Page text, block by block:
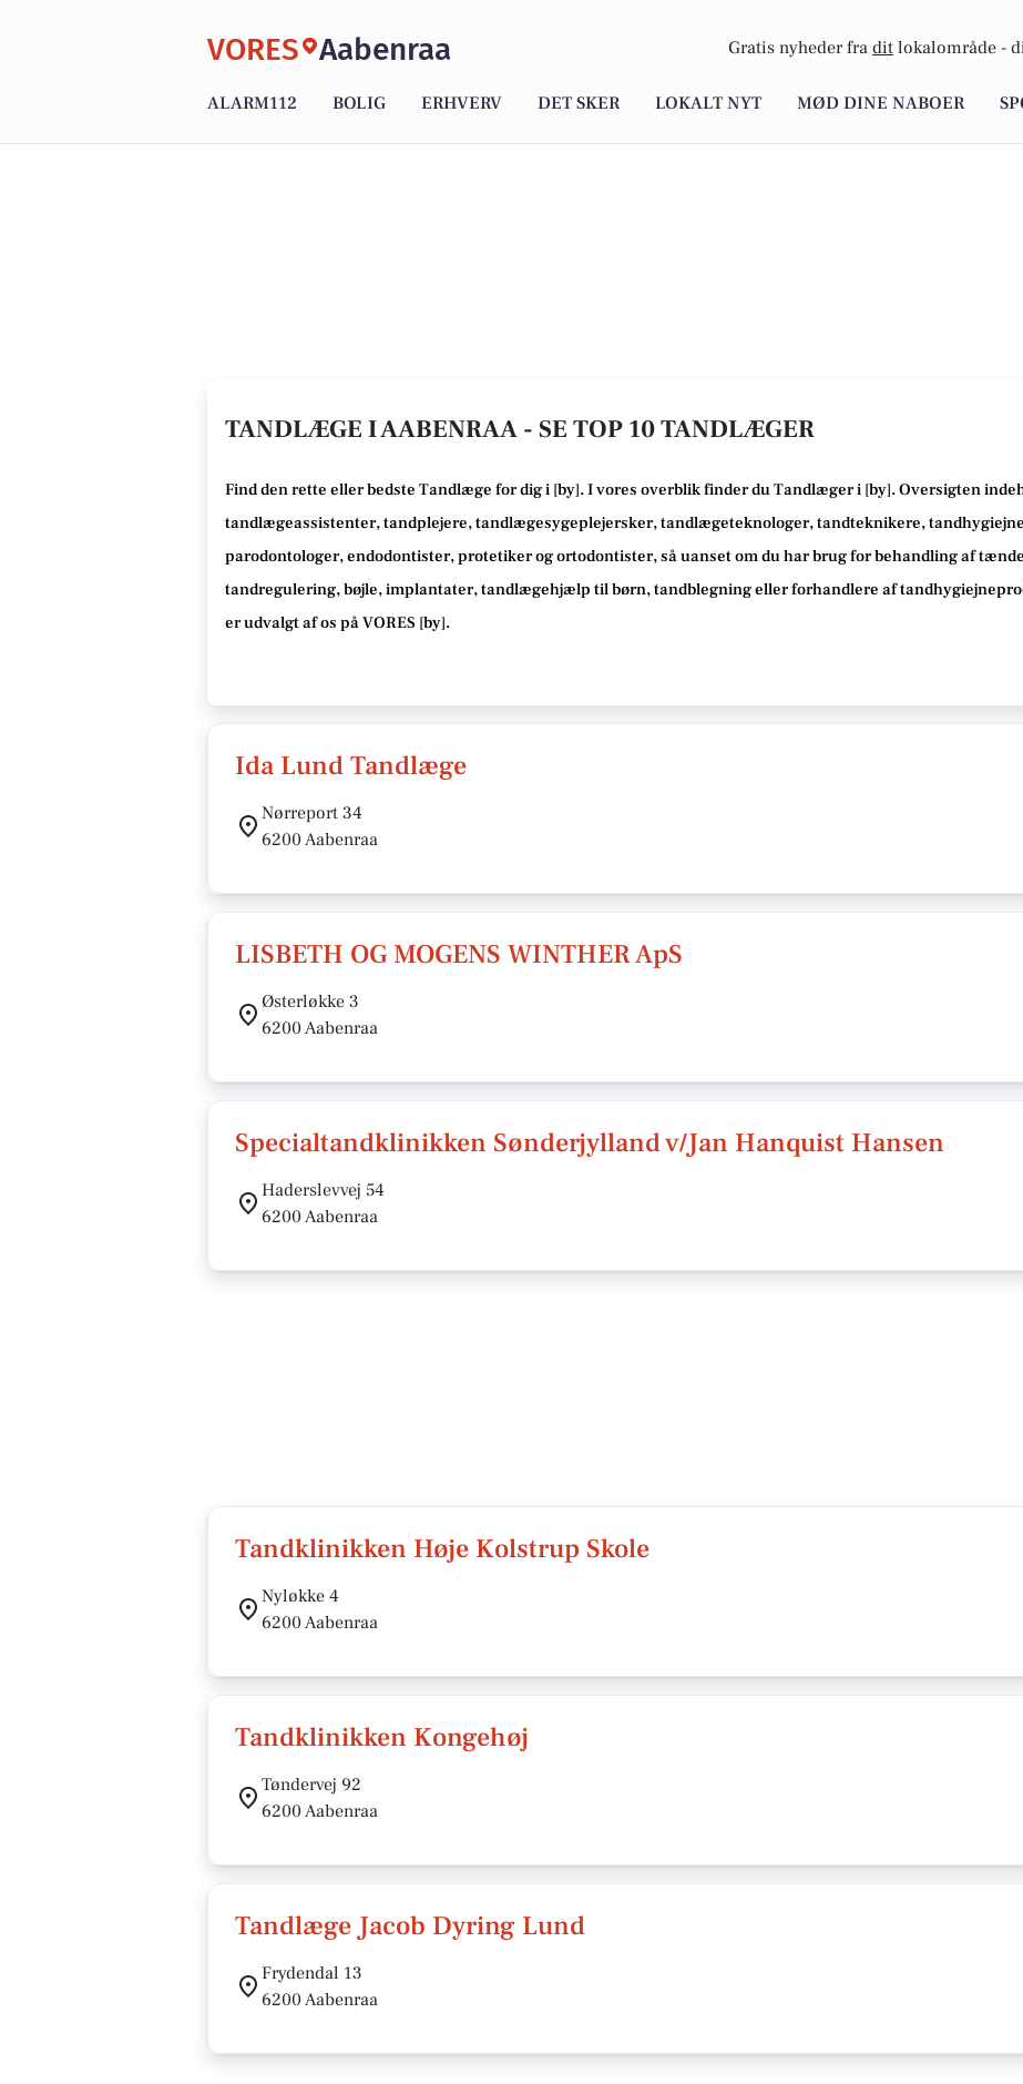
VORES Aabenraa Gratis nyheder fra dit lokalområde -
ALARM112 BOLIG ERHVERV DET SKER LOKALT NYT MØD DINE NABOER
TANDLÆGE I AABENRAA - SE TOP 10 TANDLÆGER
Find den rette eller bedste Tandlæge for dig i [by]. I vores overblik finder du Tandlæger i [by].Oversigten
tandlægeassistenter, tandplejere, tandlægesygeplejersker, tandlægeteknologer, tandteknikere,
parodontologer, endodontister, protetiker og ortodontister, såuanset om du har brug for behandling af
tandregulering, bøjle, implantater, tandlægehjælp til børn, tandblegning eller forhandlere af
er udvalgt af os på VORES [by].
Ida Lund Tandlæge
Nørreport 34
6200 Aabenraa
LISBETH OG MOGENS WINTHER ApS
Østerløkke 3
6200 Aabenraa
Specialtandklinikken Sønderjylland v/Jan Hanquist Hansen
Haderslevvej 54
6200 Aabenraa
Tandklinikken Høje Kolstrup Skole
Nyløkke 4
6200 Aabenraa
Tandklinikken Kongehøj
Tøndervej 92
6200 Aabenraa
Tandlæge Jacob Dyring Lund
Frydendal 13
6200 Aabenraa